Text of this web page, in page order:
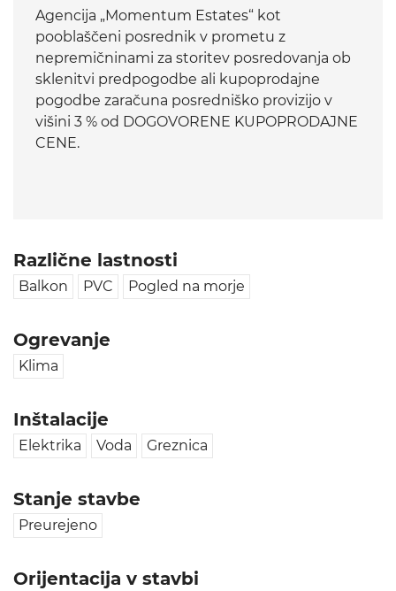
Agencija „Momentum Estates“ kot
pooblaščeni posrednik v prometu z
nepremičninami za storitev posredovanja ob
sklenitvi predpogodbe ali kupoprodajne
pogodbe zaračuna posredniško provizijo v
višini 3 % od DOGOVORENE KUPOPRODAJNE
CENE.
Različne lastnosti
Balkon PVC Pogled na morje
Ogrevanje
Klima
Inštalacije
Elektrika Voda Greznica
Stanje stavbe
Preurejeno
Orijentacija v stavbi